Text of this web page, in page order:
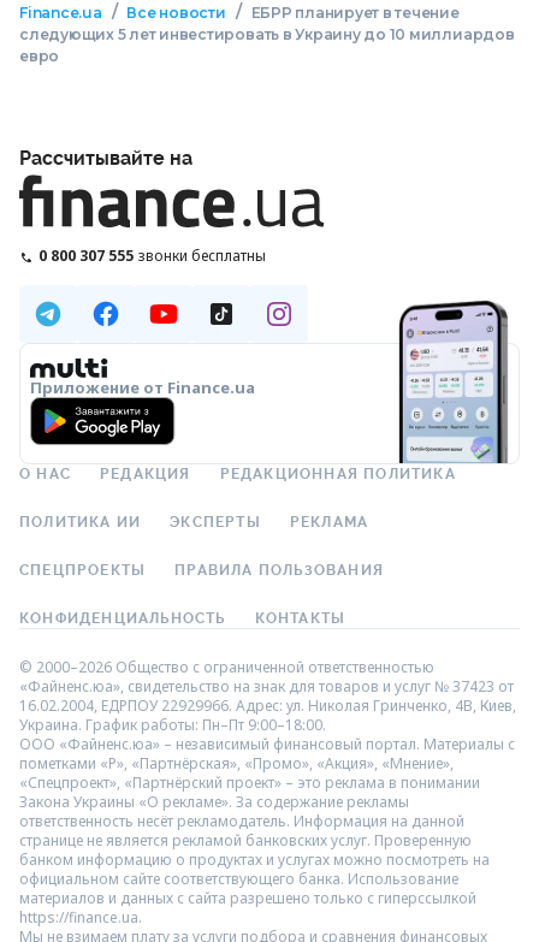
Finance.ua / Все новости /
ЕБРР планирует в течение
следующих 5 лет инвестировать в Украину до 10 миллиардов
евро
Рассчитывайте на
0 800 307 555 звонки бесплатны
Приложение от Finance.ua
О НАС РЕДАКЦИЯ РЕДАКЦИОННАЯ ПОЛИТИКА
ПОЛИТИКА ИИ ЭКСПЕРТЫ РЕКЛАМА
СПЕЦПРОЕКТЫ ПРАВИЛА ПОЛЬЗОВАНИЯ
КОНФИДЕНЦИАЛЬНОСТЬ КОНТАКТЫ
© 2000–2026 Общество с ограниченной ответственностью
«Файненс.юа», свидетельство на знак для товаров и услуг № 37423 от
16.02.2004, ЕДРПОУ 22929966. Адрес: ул. Николая Гринченко, 4В, Киев,
Украина. График работы: Пн–Пт 9:00–18:00.
ООО «Файненс.юа» – независимый финансовый портал. Материалы с
пометками «Р», «Партнёрская», «Промо», «Акция», «Мнение»,
«Спецпроект», «Партнёрский проект» – это реклама в понимании
Закона Украины «О рекламе». За содержание рекламы
ответственность несёт рекламодатель. Информация на данной
странице не является рекламой банковских услуг. Проверенную
банком информацию о продуктах и услугах можно посмотреть на
официальном сайте соответствующего банка. Использование
материалов и данных с сайта разрешено только с гиперссылкой
https://finance.ua.
Мы не взимаем плату за услуги подбора и сравнения финансовых